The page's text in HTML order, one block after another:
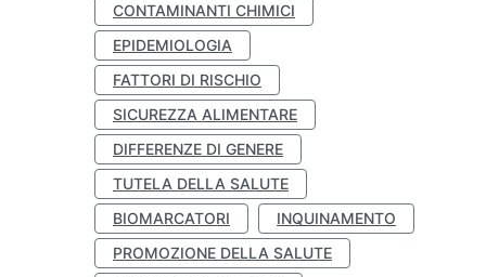
CONTAMINANTI CHIMICI
EPIDEMIOLOGIA
FATTORI DI RISCHIO
SICUREZZA ALIMENTARE
DIFFERENZE DI GENERE
TUTELA DELLA SALUTE
BIOMARCATORI
INQUINAMENTO
PROMOZIONE DELLA SALUTE